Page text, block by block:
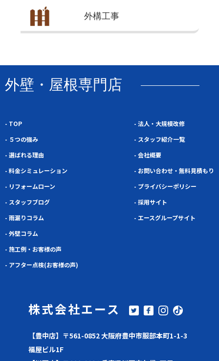
外構工事
外壁・屋根専門店
- TOP
- ５つの強み
- 選ばれる理由
- 料金シミュレーション
- リフォームローン
- スタッフブログ
- 雨漏りコラム
- 外壁コラム
- 施工例・お客様の声
- アフター点検(お客様の声)
- 法人・大規模改修
- スタッフ紹介一覧
- 会社概要
- お問い合わせ・無料見積もり
- プライバシーポリシー
- 採用サイト
- エースグループサイト
株式会社エース
【豊中店】〒561-0852 大阪府豊中市服部本町1-1-3
福屋ビル1F